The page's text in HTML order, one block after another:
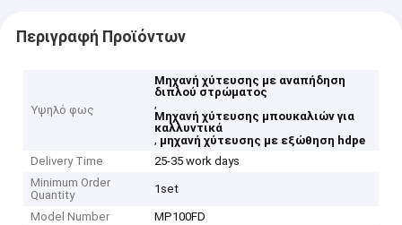
Περιγραφή Προϊόντων
Υψηλό φως
Μηχανή χύτευσης με αναπήδηση
διπλού στρώματος
,
Μηχανή χύτευσης μπουκαλιών για
καλλυντικά
, μηχανή χύτευσης με εξώθηση hdpe
Delivery Time
25-35 work days
Minimum Order
Quantity
1set
Model Number MP100FD